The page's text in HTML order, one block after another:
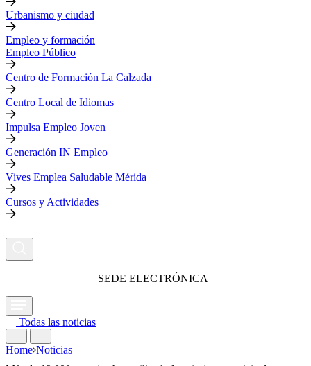
Urbanismo y ciudad
Empleo y formación
Empleo Público
Centro de Formación La Calzada
Centro Local de Idiomas
Impulsa Empleo Joven
Generación IN Empleo
Vives Emplea Saludable Mérida
Cursos y Actividades
SEDE ELECTRÓNICA
Todas las noticias
Home Noticias